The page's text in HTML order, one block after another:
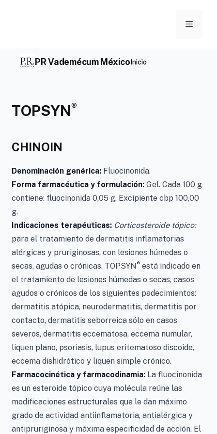
Menu
PR Vademécum MéxicoInicio
TOPSYN®
CHINOIN
Denominación genérica: Fluocinonida.
Forma farmacéutica y formulación: Gel. Cada 100 g
contiene: fluocinonida 0,05 g. Excipiente cbp 100,00
g.
Indicaciones terapéuticas: Corticosteroide tópico:
para el tratamiento de dermatitis inflamatorias
alérgicas y pruriginosas, con lesiones húmedas o
secas, agudas o crónicas. TOPSYN® está indicado en
el tratamiento de lesiones húmedas o secas, casos
agudos o crónicos de los siguientes padecimientos:
dermatitis atópica, neurodermatitis, dermatitis por
contacto, dermatitis seborreica sólo en casos
severos, dermatitis eccematosa, eccema numular,
liquen plano, psoriasis, lupus eritematoso discoide,
eccema dishidrótico y liquen simple crónico.
Farmacocinética y farmacodinamia: La fluocinonida
es un esteroide tópico cuya molécula reúne las
modificaciones estructurales que le dan máximo
grado de actividad antiinflamatoria, antialérgica y
antipruriginosa y máxima especificidad de acción. El